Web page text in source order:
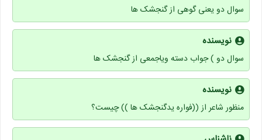
سوال دو یعنی گوهی از گنجشک ها
نویسنده
سوال دو ) جواب دسته ویاجمعی از گنجشک ها
نویسنده
منظور شاعر از ((فواره یدگنجشک ها )) چیست؟